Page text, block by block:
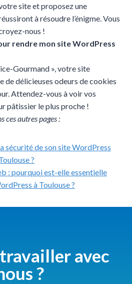
site et proposez une
à résoudre l’énigme. Vous
nous !
rendre mon site WordPress
Gourmand », votre site
de délicieuses odeurs de cookies
Attendez-vous à voir vos
pâtissier le plus proche !
ces autres pages :
sécurité de son site WordPress
?
: pourquoi est-elle essentielle
à Toulouse ?
avec
?